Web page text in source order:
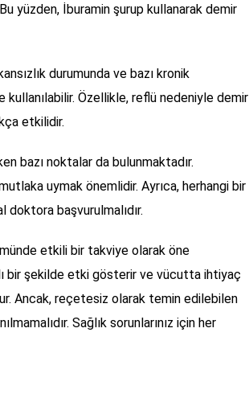
yüzden, İburamin şurup kullanarak demir
durumunda ve bazı kronik
kullanılabilir. Özellikle, reflü nedeniyle demir
etkilidir.
bazı noktalar da bulunmaktadır.
uymak önemlidir. Ayrıca, herhangi bir
başvurulmalıdır.
etkili bir takviye olarak öne
bir şekilde etki gösterir ve vücutta ihtiyaç
Ancak, reçetesiz olarak temin edilebilen
Sağlık sorunlarınız için her